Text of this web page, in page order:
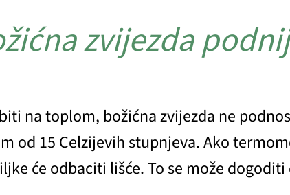
zvijezda
na toplom, božićna zvijezda ne
od 15 Celzijevih stupnjeva. Ako
će odbaciti lišće. To se može